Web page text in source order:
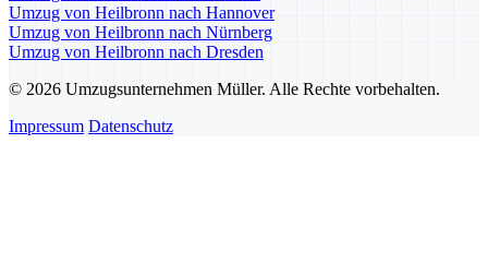
Umzug von Heilbronn nach Hannover
Umzug von Heilbronn nach Nürnberg
Umzug von Heilbronn nach Dresden
© 2026 Umzugsunternehmen Müller. Alle Rechte vorbehalten.
Impressum Datenschutz